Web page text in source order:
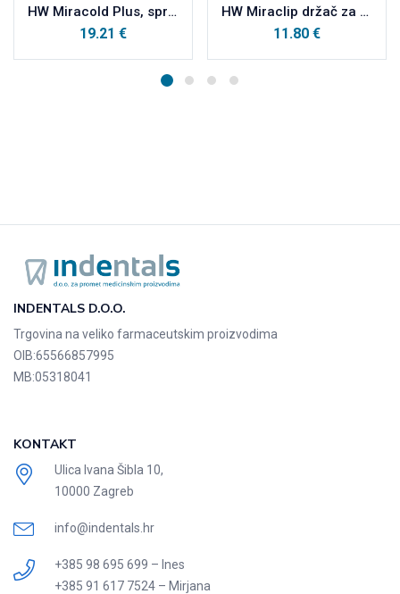
HW Miracold Plus, sprej za ispitivanje vitaliteta zuba 200ml
19.21 €
HW Miraclip držač za komprese, lila
11.80 €
INDENTALS D.O.O.
Trgovina na veliko farmaceutskim proizvodima
OIB:65566857995
MB:05318041
KONTAKT
Ulica Ivana Šibla 10,
10000 Zagreb
info@indentals.hr
+385 98 695 699 – Ines
+385 91 617 7524 – Mirjana